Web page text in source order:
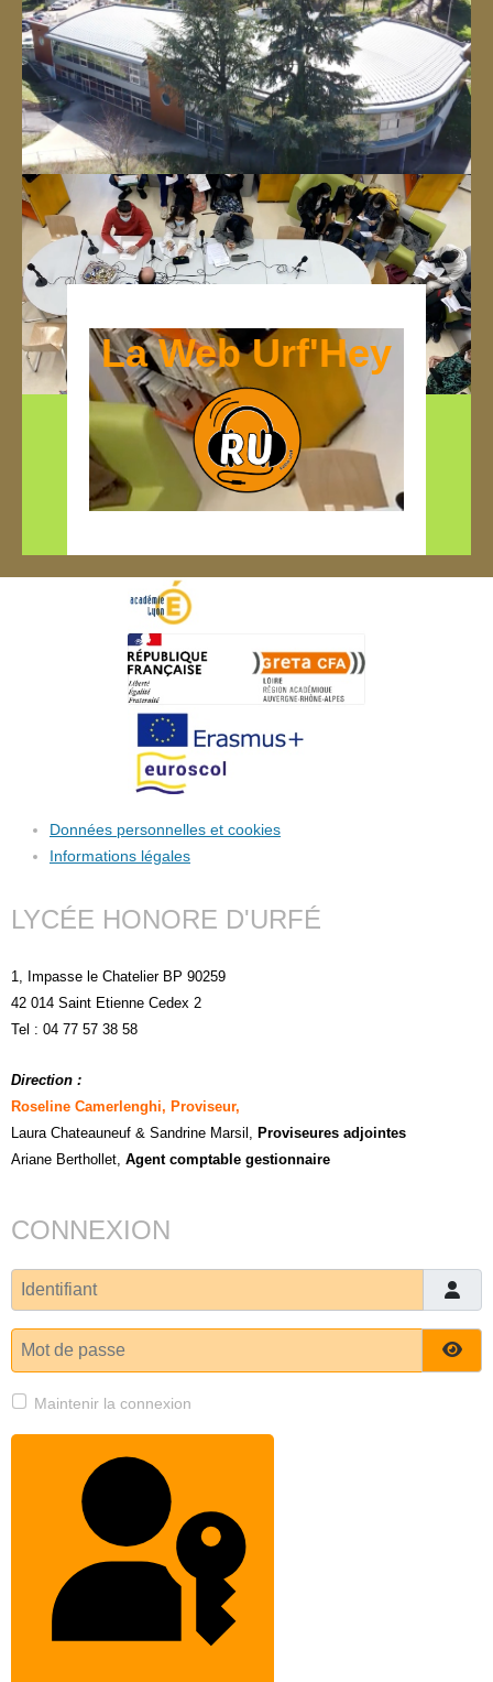
La Web Urf'Hey
Données personnelles et cookies
Informations légales
LYCÉE HONORE D'URFÉ
1, Impasse le Chatelier BP 90259
42 014 Saint Etienne Cedex 2
Tel : 04 77 57 38 58
Direction :
Roseline Camerlenghi, Proviseur,
Laura Chateauneuf & Sandrine Marsil
Proviseures adjointes
Ariane Berthollet, Agent comptable gestionnaire
CONNEXION
Identifiant
Mot de passe
Maintenir la connexion